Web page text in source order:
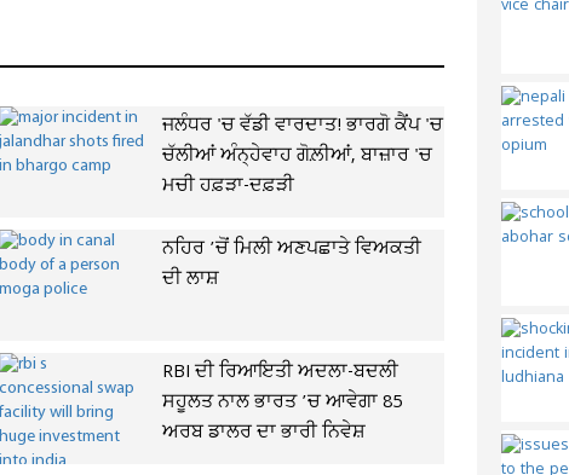
ਜਲੰਧਰ 'ਚ ਵੱਡੀ ਵਾਰਦਾਤ! ਭਾਰਗੋ ਕੈਂਪ 'ਚ
ਚੱਲੀਆਂ ਅੰਨ੍ਹੇਵਾਹ ਗੋਲ਼ੀਆਂ, ਬਾਜ਼ਾਰ 'ਚ
ਮਚੀ ਹਫ਼ੜਾ-ਦਫ਼ੜੀ
ਨਹਿਰ ’ਚੋਂ ਮਿਲੀ ਅਣਪਛਾਤੇ ਵਿਅਕਤੀ
ਦੀ ਲਾਸ਼
RBI ਦੀ ਰਿਆਇਤੀ ਅਦਲਾ-ਬਦਲੀ
ਸਹੂਲਤ ਨਾਲ ਭਾਰਤ ’ਚ ਆਵੇਗਾ 85
ਅਰਬ ਡਾਲਰ ਦਾ ਭਾਰੀ ਨਿਵੇਸ਼